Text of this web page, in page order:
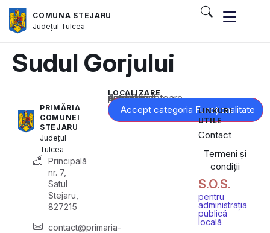
COMUNA STEJARU
Județul Tulcea
Sudul Gorjului
PRIMĂRIA
COMUNEI
STEJARU
Județul
Tulcea
Principală
nr. 7,
Satul
Stejaru,
827215
contact@primaria-
LOCALIZARE
Acest conținut este blocat până când acceptați categoria corespunzătoare de cookie-uri.
Accept categoria Funcționalitate
LINKURI
UTILE
Contact
Termeni și
condiții
S.O.S.
pentru
administrația
publică
locală